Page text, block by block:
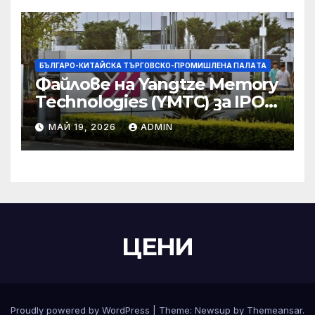
БЪЛГАРО-КИТАЙСКА ТЪРГОВСКО-ПРОМИШЛЕНА ПАЛAТА
Файлове на Yangtze Memory
Technologies (YMTC) за IPO
на STAR Market
МАЙ 19, 2026 ADMIN
ЦЕНИ
Proudly powered by WordPress Theme: Newsup by Themeansar.